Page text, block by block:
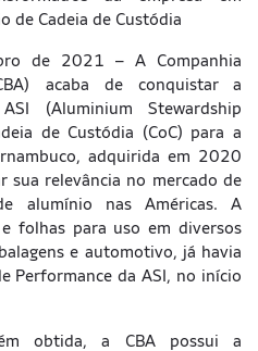
de Cadeia de Custódia
de 2021 – A Companhia
acaba de conquistar a
(Aluminium Stewardship
de Custódia (CoC) para a
adquirida em 2020
sua relevância no mercado de
alumínio nas Américas. A
folhas para uso em diversos
e automotivo, já havia
Performance da ASI, no início
obtida, a CBA possui a